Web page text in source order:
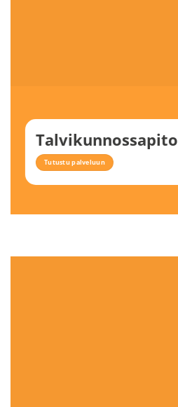
Talvikunnossapito
Tutustu palveluun